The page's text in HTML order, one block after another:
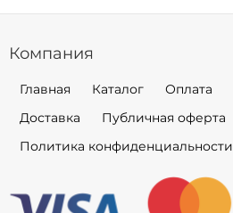
Компания
Главная Каталог Оплата
Доставка
Публичная оферта
Политика конфиденциальности